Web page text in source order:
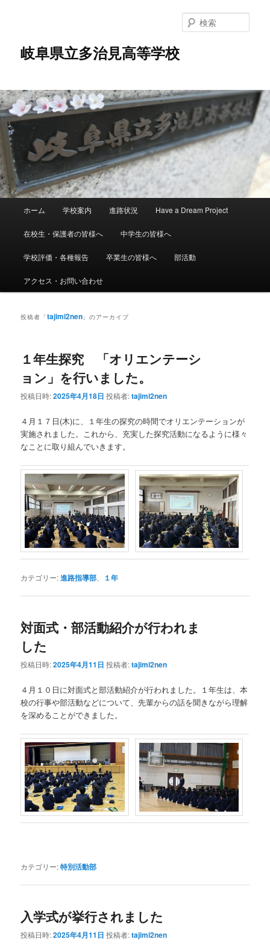
岐阜県立多治見高等学校
索
メ
イ
ン
コ
ン
ン
ツ
へ
移
動
サ
ブ
コ
ン
テ
ツ
へ
移
動
ホーム 学校案内 進路状況 Have a Dream Project
在校生・保護者の皆様へ 中学生の皆様へ
学校評価・各種報告 卒業生の皆様へ 部活動
アクセス・お問い合わせ
投稿者「tajimi2nen 」のアーカイブ
１年生探究 「オリエンテーシ
ョン」を行いました。
投稿日時:2025年4月18日 投稿者:tajimi2nen
４月１７日(木)に、１年生の探究の時間でオリエンテーションが
実施されました。これから、充実した探究活動になるように様々
なことに取り組んでいきます。
カテゴリー:進路指導部 １年
対面式・部活動紹介が行われま
した
投稿日時:2025年4月11日 投稿者:tajimi2nen
４月１０日に対面式と部活動紹介が行われました。１年生は、本
校の行事や部活動などについて、先輩からの話を聞きながら理解
を深めることができました。
カテゴリー:特別活動部
入学式が挙行されました
投稿日時:2025年4月11日 投稿者:tajimi2nen